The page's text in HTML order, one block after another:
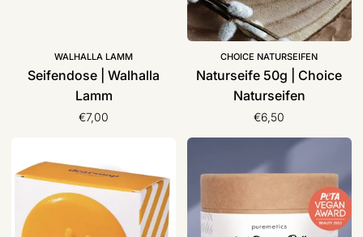
WALHALLA LAMM
Seifendose | Walhalla
Lamm
€7,00
CHOICE NATURSEIFEN
Naturseife 50g | Choice
Naturseifen
€6,50
Seife
happy
soap“,
3in1
Fluffs
|
Puremetics